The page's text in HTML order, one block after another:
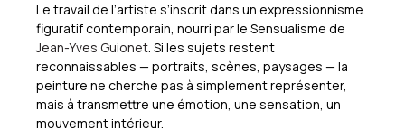
Le travail de l’artiste s’inscrit dans un expressionnisme
figuratif contemporain, nourri par le Sensualisme de
Jean-Yves Guionet. Si les sujets restent
reconnaissables — portraits, scènes, paysages — la
peinture ne cherche pas à simplement représenter,
mais à transmettre une émotion, une sensation, un
mouvement intérieur.